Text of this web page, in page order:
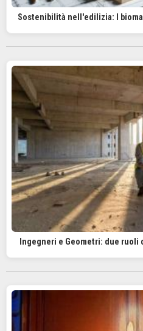
Sostenibilità nell'edilizia: I
Ingegneri e Geometri: due